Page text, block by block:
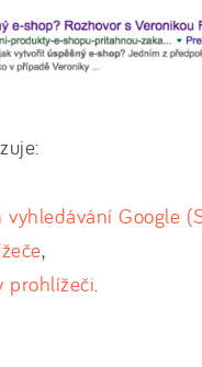
Google
,
prohlížeči.